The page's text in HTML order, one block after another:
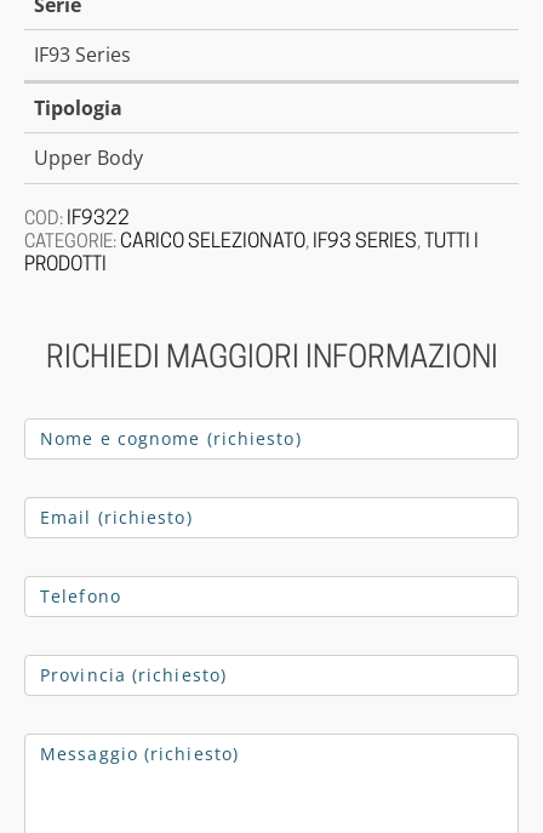
IF93 Series
Tipologia
Upper Body
COD: IF9322
CATEGORIE: CARICO SELEZIONATO, IF93 SERIES,
TUTTI I
PRODOTTI
RICHIEDI MAGGIORI INFORMAZIONI